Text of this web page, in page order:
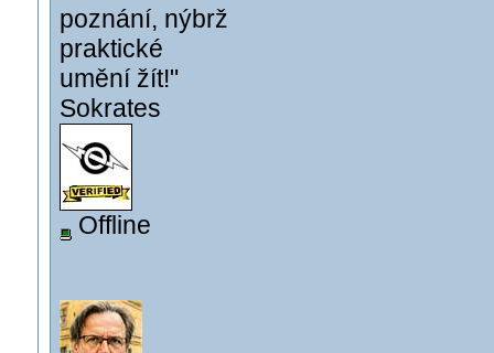
poznání, nýbrž
praktické
umění žít!"
Sokrates
Offline